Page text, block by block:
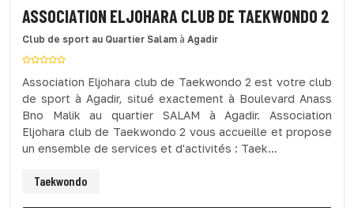
ASSOCIATION ELJOHARA CLUB DE TAEKWONDO 2
Club de sport au Quartier Salam à Agadir
Association Eljohara club de Taekwondo 2 est votre club
de sport à Agadir, situé exactement à Boulevard Anass
Bno Malik au quartier SALAM à Agadir. Association
Eljohara club de Taekwondo 2 vous accueille et propose
un ensemble de services et d'activités : Taek...
Taekwondo